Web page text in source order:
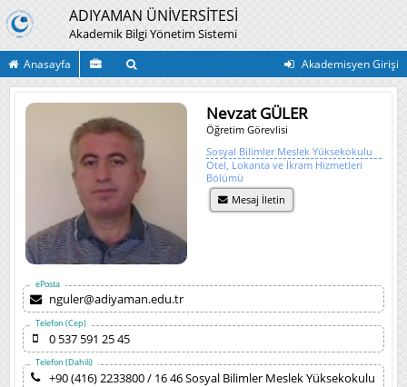
ADIYAMAN ÜNİVERSİTESİ
Akademik Bilgi Yönetim Sistemi
Anasayfa Akademisyen Girişi
Nevzat GÜLER
Öğretim Görevlisi
Sosyal Bilimler Meslek Yüksekokulu
Otel, Lokanta ve İkram Hizmetleri
Bölümü
Mesaj İletin
ePosta
nguler@adiyaman.edu.tr
Telefon (Cep)
0 537 591 25 45
Telefon (Dahili)
+90 (416) 2233800 / 16 46 Sosyal Bilimler Meslek Yüksekokulu